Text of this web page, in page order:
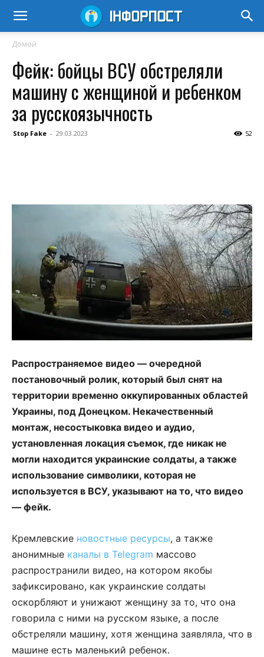
Домой
Фейк: бойцы ВСУ обстреляли
машину с женщиной и ребенком
за русскоязычность
Stop Fake - 29.03.2023 52
Распространяемое видео — очередной
постановочный ролик, который был снят на
территории временно оккупированных областей
Украины, под Донецком. Некачественный
монтаж, несостыковка видео и аудио,
установленная локация съемок, где никак не
могли находится украинские солдаты, а также
использование символики, которая не
используется в ВСУ, указывают на то, что видео
— фейк.
Кремлевские новостные ресурсы, а также
анонимные каналы в Telegram массово
распространили видео, на котором якобы
зафиксировано, как украинские солдаты
оскорбляют и унижают женщину за то, что она
говорила с ними на русском языке, а после
обстреляли машину, хотя женщина заявляла, что в
машине есть маленький ребенок.